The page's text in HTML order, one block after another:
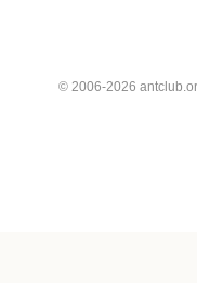
© 2006-2026